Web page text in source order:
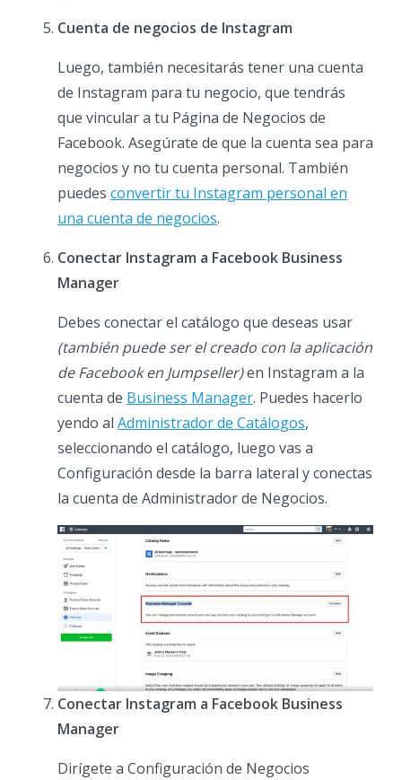
Cuenta de negocios de Instagram
Luego, también necesitarás tener una cuenta
de Instagram para tu negocio, que tendrás
que vincular a tu Página de Negocios de
Facebook. Asegúrate de que la cuenta sea para
negocios y no tu cuenta personal. También
puedes convertir tu Instagram personal en
una cuenta de negocios.
Conectar Instagram a Facebook Business
Manager
Debes conectar el catálogo que deseas usar
(también puede ser el creado con la aplicación
de Facebook en Jumpseller)en Instagram a la
cuenta de Business Manager. Puedes hacerlo
yendo al Administrador de Catálogos,
seleccionando el catálogo, luego vas a
Configuración desde la barra lateral y conectas
la cuenta de Administrador de Negocios.
Conectar Instagram a Facebook Business
Manager
Dirígete a Configuración de Negocios